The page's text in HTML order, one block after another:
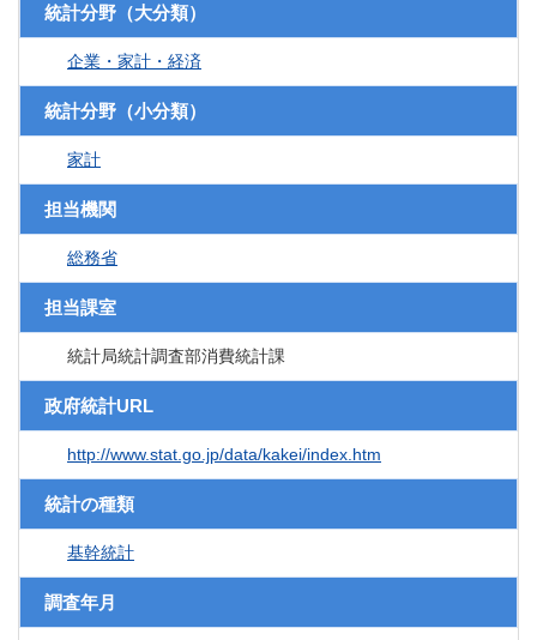
統計分野（大分類）
企業・家計・経済
統計分野（小分類）
家計
担当機関
総務省
担当課室
統計局統計調査部消費統計課
政府統計URL
http://www.stat.go.jp/data/kakei/index.htm
統計の種類
基幹統計
調査年月